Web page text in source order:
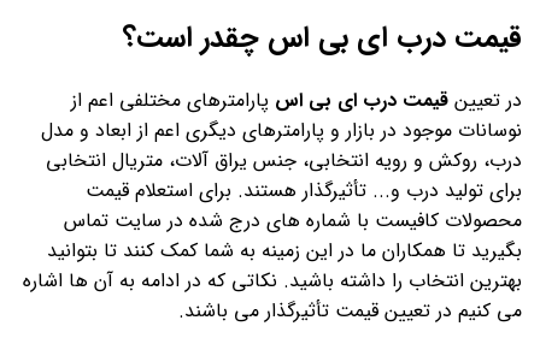
قیمت درب ای بی اس چقدر است؟
در تعیین قیمت درب ای بی اس پارامترهای مختلفی اعم از
نوسانات موجود در بازار و پارامترهای دیگری اعم از ابعاد و مدل
درب، روکش و رویه انتخابی، جنس یراق آلات، متریال انتخابی
برای تولید درب و... تأثیرگذار هستند. برای استعلام قیمت
محصولات کافیست با شماره های درج شده در سایت تماس
بگیرید تا همکاران ما در این زمینه به شما کمک کنند تا بتوانید
بهترین انتخاب را داشته باشید. نکاتی که در ادامه به آن ها اشاره
می کنیم در تعیین قیمت تأثیرگذار می باشند.